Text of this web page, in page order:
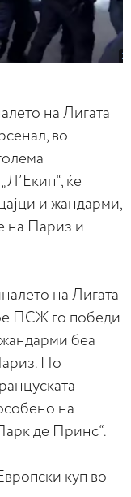
на Лигата
во
ќе
и жандарми,
на Париз и
на Лигата
ПСЖ го победи
беа
По
на
де Принс“.
куп во